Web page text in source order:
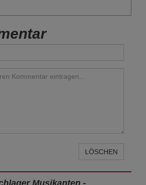
LÖSCHEN
Musikanten -